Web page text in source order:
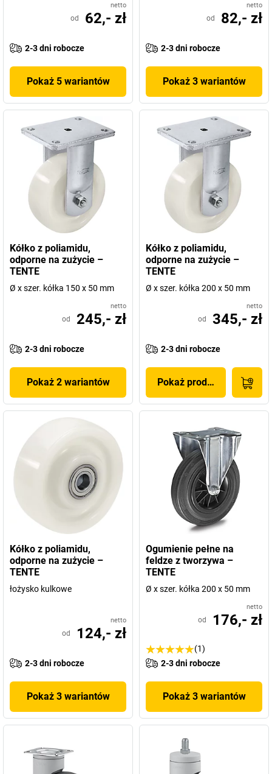
netto
od 62,- zł
2-3 dni robocze
Pokaż 5 wariantów
netto
od 82,- zł
2-3 dni robocze
Pokaż 3 wariantów
Kółko z poliamidu,
odporne na zużycie –
TENTE
Ø x szer. kółka 150 x 50 mm
netto
od 245,- zł
2-3 dni robocze
Pokaż 2 wariantów
Kółko z poliamidu,
odporne na zużycie –
TENTE
Ø x szer. kółka 200 x 50 mm
netto
od 345,- zł
2-3 dni robocze
Pokaż produkt
Kółko z poliamidu,
odporne na zużycie –
TENTE
łożysko kulkowe
netto
od 124,- zł
2-3 dni robocze
Pokaż 3 wariantów
Ogumienie pełne na
feldze z tworzywa –
TENTE
Ø x szer. kółka 200 x 50 mm
netto
od 176,- zł
(1)
2-3 dni robocze
Pokaż 3 wariantów